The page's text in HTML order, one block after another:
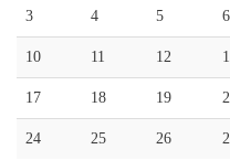
3 4 5 6
10 11 12
17 18 19
24 25 26